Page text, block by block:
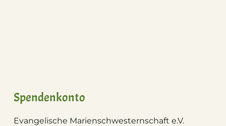
Spendenkonto
Evangelische Marienschwesternschaft e.V.